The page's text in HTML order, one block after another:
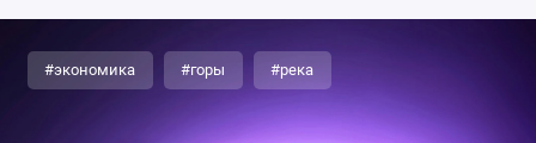
#экономика #горы #река